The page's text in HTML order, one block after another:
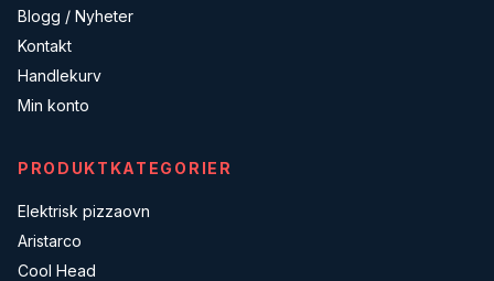
Blogg / Nyheter
Kontakt
Handlekurv
Min konto
PRODUKTKATEGORIER
Elektrisk pizzaovn
Aristarco
Cool Head